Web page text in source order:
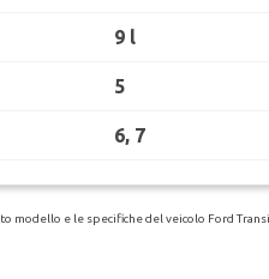
9 l
5
6, 7
e le specifiche del veicolo Ford